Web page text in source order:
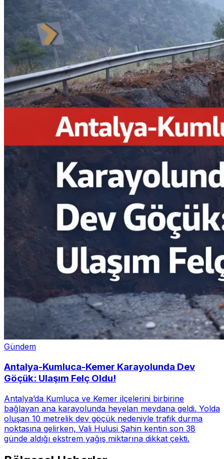
Gündem
Antalya-Kumluca-Kemer Karayolunda Dev
Göçük: Ulaşım Felç Oldu!
Antalya’da Kumluca ve Kemer ilçelerini birbirine
bağlayan ana karayolunda heyelan meydana geldi. Yolda
oluşan 10 metrelik dev göçük nedeniyle trafik durma
noktasına gelirken, Vali Hulusi Şahin kentin son 38
günde aldığı ekstrem yağış miktarına dikkat çekti.